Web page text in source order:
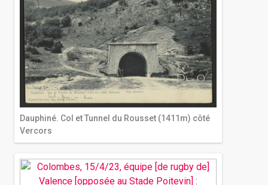
Dauphiné. Col et Tunnel du Rousset (1411m) côté
Vercors